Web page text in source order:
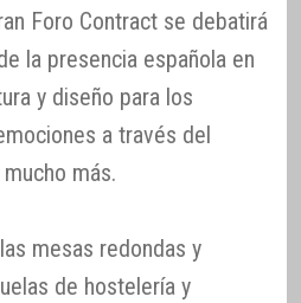
Foro Contract se debatirá
la presencia española en
y diseño para los
a través del
más.
mesas redondas y
de hostelería y